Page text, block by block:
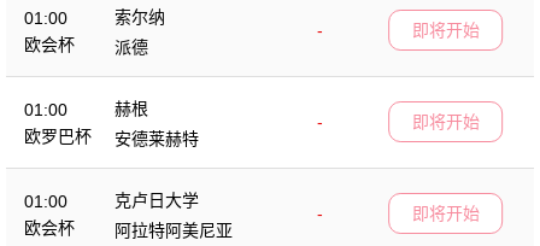
01:00
欧会杯
索尔纳
-
派德
即将开始
01:00
欧罗巴杯
赫根
-
安德莱赫特
即将开始
01:00
欧会杯
克卢日大学
-
阿拉特阿美尼亚
即将开始